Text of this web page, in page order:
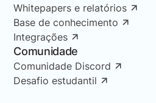
Whitepapers e relatórios
Base de conhecimento
Integrações
Comunidade
Comunidade Discord
Desafio estudantil